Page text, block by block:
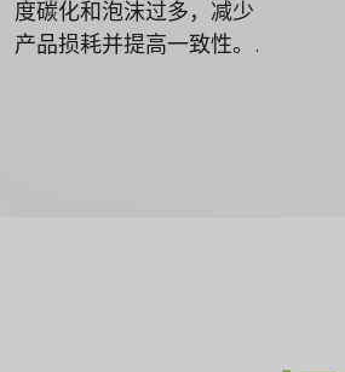
度碳化和泡沫过多，减少
产品损耗并提高一致性。.